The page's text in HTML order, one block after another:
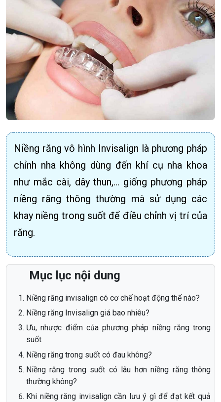
Niềng răng vô hình Invisalign là phương pháp
chỉnh nha không dùng đến khí cụ nha khoa
như mắc cài, dây thun,... giống phương pháp
niềng răng thông thường mà sử dụng các
khay niềng trong suốt để điều chỉnh vị trí của
răng.
Mục lục nội dung
Niềng răng invisalign có cơ chế hoạt động thế nào?
Niềng răng Invisalign giá bao nhiêu?
Ưu, nhược điểm của phương pháp niềng răng trong
suốt
Niềng răng trong suốt có đau không?
Niềng răng trong suốt có lâu hơn niềng răng thông
thường không?
Khi niềng răng invisalign cần lưu ý gì để đạt kết quả